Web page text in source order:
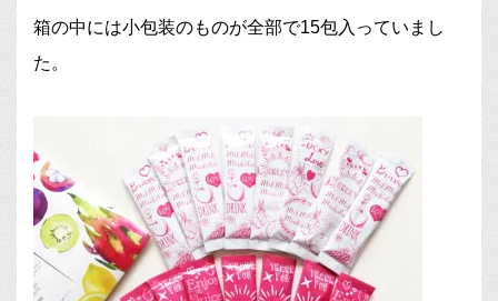
箱の中には小包装のものが全部で15包入っていまし
た。